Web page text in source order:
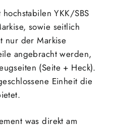
YKK/SBS
sowie seitlich
nur der Markise
angebracht werden,
(Seite + Heck).
Einheit die
was direkt am